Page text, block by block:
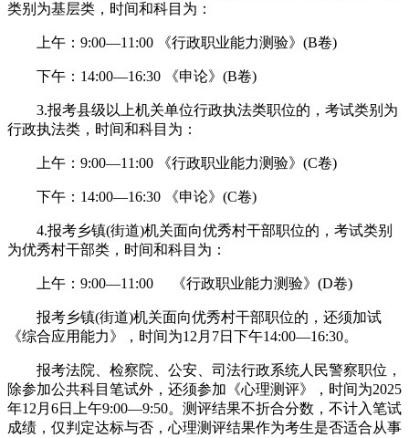
类别为基层类，时间和科目为：
上午：9:00—11:00 《行政职业能力测验》(B卷)
下午：14:00—16:30 《申论》(B卷)
3.报考县级以上机关单位行政执法类职位的，考试类别为
行政执法类，时间和科目为：
上午：9:00—11:00 《行政职业能力测验》(C卷)
下午：14:00—16:30 《申论》(C卷)
4.报考乡镇(街道)机关面向优秀村干部职位的，考试类别
为优秀村干部类，时间和科目为：
上午：9:00—11:00 《行政职业能力测验》(D卷)
报考乡镇(街道)机关面向优秀村干部职位的，还须加试
《综合应用能力》，时间为12月7日下午14:00—16:30。
报考法院、检察院、公安、司法行政系统人民警察职位，
除参加公共科目笔试外，还须参加《心理测评》，时间为2025
年12月6日上午9:00—9:50。测评结果不折合分数，不计入笔试
成绩，仅判定达标与否，心理测评结果作为考生是否适合从事